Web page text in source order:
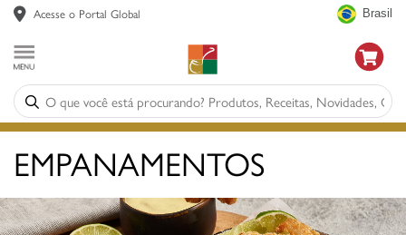
Brasil
Acesse o Portal Global
EMPANAMENTOS